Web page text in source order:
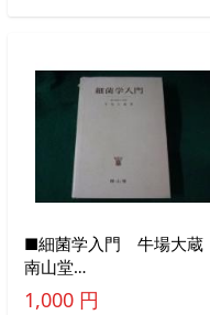
■細菌学入門 牛場大蔵
南山堂
■FASD2023040708■
1,000 円